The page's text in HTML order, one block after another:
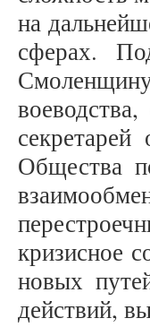
на
сферах.
Общества
кризисное
новых
действий,